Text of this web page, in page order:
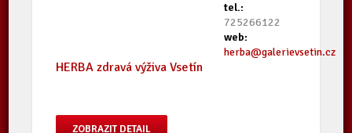
tel.:
725266122
web:
herba@galerievsetin.cz
HERBA zdravá výživa Vsetín
ZOBRAZIT DETAIL